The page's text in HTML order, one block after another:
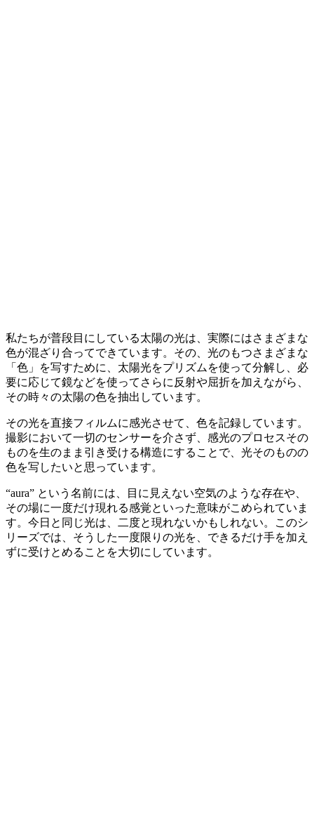
私たちが普段目にしている太陽の光は、実際にはさまざまな
色が混ざり合ってできています。その、光のもつさまざまな
「色」を写すために、太陽光をプリズムを使って分解し、必
要に応じて鏡などを使ってさらに反射や屈折を加えながら、
その時々の太陽の色を抽出しています。
その光を直接フィルムに感光させて、色を記録しています。
撮影において一切のセンサーを介さず、感光のプロセスその
ものを生のまま引き受ける構造にすることで、光そのものの
色を写したいと思っています。
“aura” という名前には、目に見えない空気のような存在や、
その場に一度だけ現れる感覚といった意味がこめられていま
す。今日と同じ光は、二度と現れないかもしれない。このシ
リーズでは、そうした一度限りの光を、できるだけ手を加え
ずに受けとめることを大切にしています。